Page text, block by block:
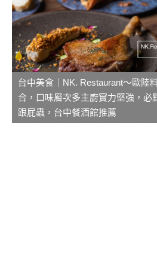
台中美食｜NK. Restaurant～歐陸
合，口味層次多主廚實力堅強，必
跟屁蟲，台中餐酒館推薦